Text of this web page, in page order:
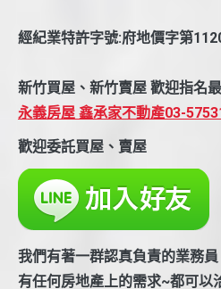
經紀業特許字號:府地價字第
新竹買屋、新竹賣屋 歡迎指名
永義房屋 鑫承家不動產03-
歡迎委託買屋、賣屋
我們有著一群認真負責的業務
有任何房地產上的需求~都可以